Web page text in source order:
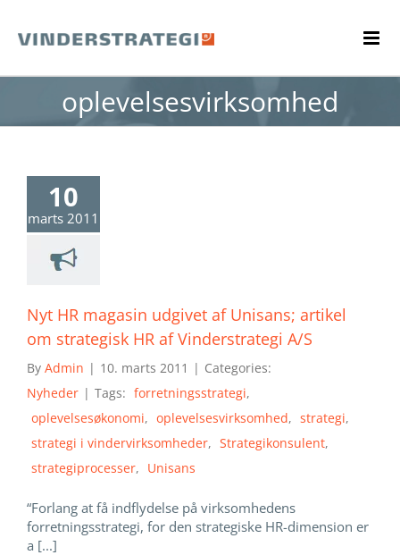
content
oplevelsesvirksomhed
10
marts 2011
Nyt HR magasin udgivet af Unisans; artikel
om strategisk HR af Vinderstrategi A/S
By Admin | 10. marts 2011 | Categories:
Nyheder | Tags: forretningsstrategi,
oplevelsesøkonomi, oplevelsesvirksomhed, strategi,
strategi i vindervirksomheder, Strategikonsulent,
strategiprocesser, Unisans
“Forlang at få indflydelse på virksomhedens
forretningsstrategi, for den strategiske HR-dimension er
a [...]